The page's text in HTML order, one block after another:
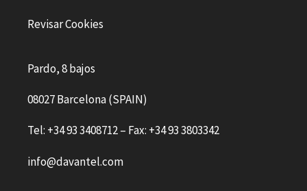
Revisar Cookies
Pardo, 8 bajos
08027 Barcelona (SPAIN)
Tel: +34 93 3408712 – Fax: +34 93 3803342
info@davantel.com